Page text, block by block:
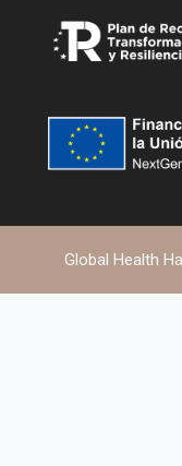
Global Health